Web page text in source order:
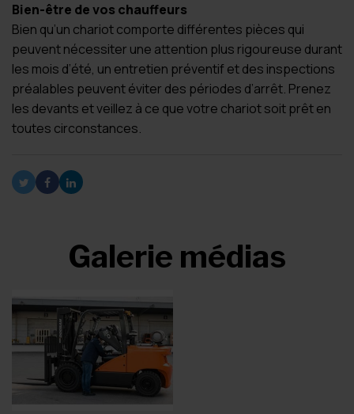
Bien-être de vos chauffeurs
Bien qu’un chariot comporte différentes pièces qui
peuvent nécessiter une attention plus rigoureuse durant
les mois d’été, un entretien préventif et des inspections
préalables peuvent éviter des périodes d’arrêt. Prenez
les devants et veillez à ce que votre chariot soit prêt en
toutes circonstances.
Galerie médias